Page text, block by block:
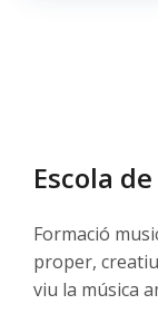
Escola
Formació
proper,
viu la música